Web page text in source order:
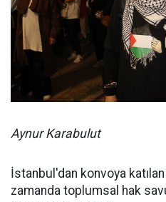
Aynur Karabulut
İstanbul'dan konvoya
zamanda toplumsal hak